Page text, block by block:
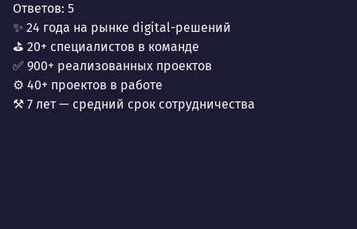
Ответов: 5
✨ 24 года на рынке digital-решений
⛳ 20+ специалистов в команде
✅ 900+ реализованных проектов
⚙️ 40+ проектов в работе
⚒️ 7 лет — средний срок сотрудничества